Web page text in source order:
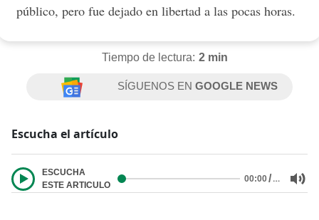
público, pero fue dejado en libertad a las pocas horas.
Tiempo de lectura: 2 min
SÍGUENOS ENGOOGLE NEWS
Escucha el artículo
ESCUCHA
ESTE ARTICULO
00:00/…